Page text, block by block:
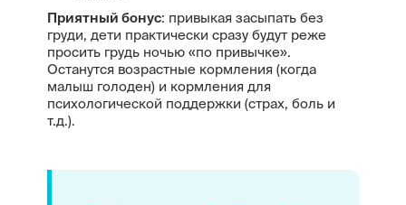
Приятный бонус: привыкая засыпать без
груди, дети практически сразу будут реже
просить грудь ночью «по привычке».
Останутся возрастные кормления (когда
малыш голоден) и кормления для
психологической поддержки (страх, боль и
т.д.).